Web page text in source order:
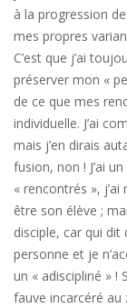
à la progression
mes propres
C’est que j’ai
préserver mon «
de ce que mes
individuelle. J’ai
mais j’en dirais
fusion, non ! J’ai
« rencontrés », j’ai
être son élève ;
disciple, car qui dit
personne et je
un « adiscipliné » !
fauve incarcéré au